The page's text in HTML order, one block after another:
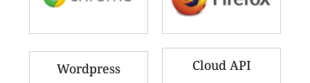
Wordpress Cloud API